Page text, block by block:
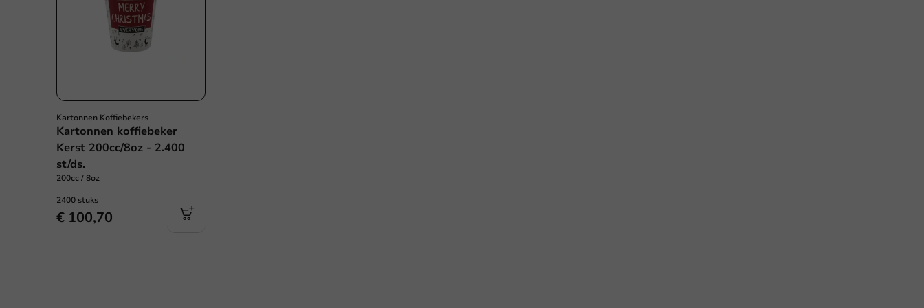
Kartonnen Koffiebekers
Kartonnen koffiebeker
Kerst 200cc/8oz - 2.400
st/ds.
200cc / 8oz
2400 stuks
€ 100,70